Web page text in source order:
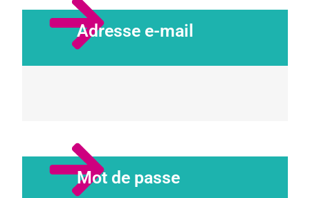
Adresse e-mail
Mot de passe